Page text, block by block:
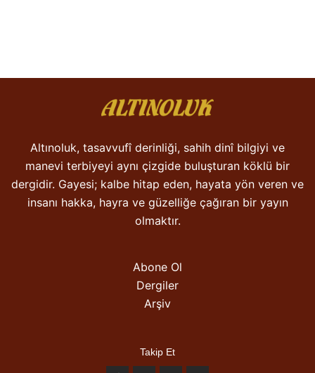
Altınoluk, tasavvufî derinliği, sahih dinî bilgiyi ve
manevi terbiyeyi aynı çizgide buluşturan köklü bir
dergidir. Gayesi; kalbe hitap eden, hayata yön veren ve
insanı hakka, hayra ve güzelliğe çağıran bir yayın
olmaktır.
Abone Ol
Dergiler
Arşiv
Takip Et